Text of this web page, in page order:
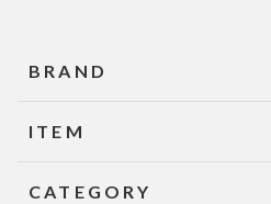
BRAND
ITEM
CATEGORY